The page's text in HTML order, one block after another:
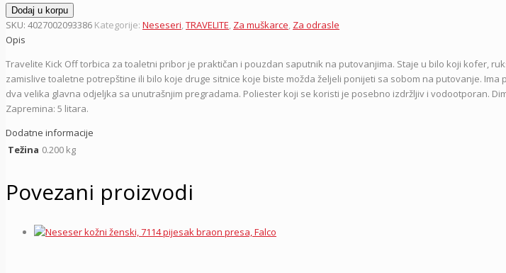
Neseser
26
cm
Off,
006920-
01,
crni,
Travelite
količina
Dodaj u korpu
SKU: 4027002093386 Kategorije: Neseseri,TRAVELITE, Za muškarce, Za odrasle
Opis
Travelite Kick Off torbica za toaletni pribor je praktičan i pouzdan saputnik na putovanjima. Staje u bilo koji kofer,
zamislive toaletne potrepštine ili bilo koje druge sitnice koje biste možda željeli ponijeti sa sobom na putovanje. Ima
dva velika glavna odjeljka sa unutrašnjim pregradama. Poliester koji se koristi je posebno izdržljiv i vodootporan.
Zapremina: 5 litara.
Dodatne informacije
Težina 0.200 kg
Povezani proizvodi